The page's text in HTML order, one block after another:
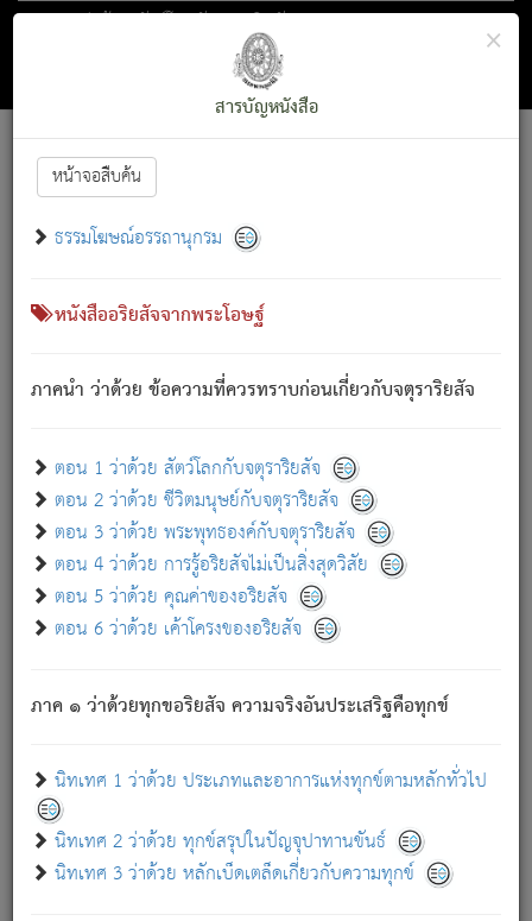
ตอน 1 ว่าด้วย สัตว์โลกกับจตุราริยสัจ
สารบัญ×
สารบัญหนังสือ
หน้าจอสืบค้น
ธรรมโฆษณ์อรรถานุกรม
หนังสืออริยสัจจากพระโอษฐ์
ภาคนำ ว่าด้วย ข้อความที่ควรทราบก่อนเกี่ยวกับจตุราริยสัจ
ตอน 1 ว่าด้วย สัตว์โลกกับจตุราริยสัจ
ตอน 2 ว่าด้วย ชีวิตมนุษย์กับจตุราริยสัจ
ตอน 3 ว่าด้วย พระพุทธองค์กับจตุราริยสัจ
ตอน 4 ว่าด้วย การรู้อริยสัจไม่เป็นสิ่งสุดวิสัย
ตอน 5 ว่าด้วย คุณค่าของอริยสัจ
ตอน 6 ว่าด้วย เค้าโครงของอริยสัจ
ภาค ๑ ว่าด้วยทุกขอริยสัจ ความจริงอันประเสริฐคือทุกข์
นิทเทศ 1 ว่าด้วย ประเภทและอาการแห่งทุกข์ตามหลักทั่วไป
นิทเทศ 2 ว่าด้วย ทุกข์สรุปในปัญจุปาทานขันธ์
นิทเทศ 3 ว่าด้วย หลักเบ็ดเตล็ดเกี่ยวกับความทุกข์
Font :15 ]||
สัตว์โลกนี้ เกิดความเดือดร้อนแล้ว มีผัสสะบังหน้า
เขาสำคัญสิ่งใด โดยความเป็นประการใด แต่สิ่งนั้นย่อมเป็น
(ตามที่เป็นจริง) โดยประการอื่นจากที่เขาสำคัญนั้น
สัตว์โลกติดข้องอยู่ในภพ ถูกภพบังหน้าแล้ว มีภพโดยความ
เป็นอย่างอื่น (จากที่มันเป็นอยู่จริง) จึงได้เพลิดเพลินยิ่งนักในภพ
เขาเพลิดเพลินยิ่งนักในสิ่งใด สิ่งนั้นเป็นภัย (ที่เขาไม่รู้จัก)
เขากลัวต่อสิ่งใดสิ่งนั้นเป็นทุกข์
พรหมจรรย์นี้ อันบุคคลย่อมประพฤติ ก็เพื่อการละขาดซึ่ง
ภพ.
สมณะหรือพราหมณ์เหล่าใด กล่าวความหลุดพ้นจากภพว่า
มีได้เพราะภพ เรากล่าวว่า สมณะหรือพราหมณ์ทั้งปวงนั้น
มิใช่ผู้หลดพ้นจากภพ.
ภพ ว่ามีได้เพราะวิภพ[2]: เรากล่าวว่า สมณะหรือพราหมณ์ทั้ง
ปวงนั้น ก็ยังสลัดภพออกไปไม่ได้.
ก็ทุกข์นี้มีขึ้น เพราะอาศัยซึ่งอุปธิทั้งปวง.
เพราะความสิ้นไปแห่งอุปาทานทั้งปวง ความเกิดขึ้นแห่ง
ทุกข์จึงไม่มี.
ท่านจงดูโลกนี้เถิด (จะเห็นว่า) สัตว์ทั้งหลายอันอวิชาหนา
แน่นบังหนาแล้ว; และว่า สัตว์ผู้ยินดีในภพอันเป็นแล้วนั้น ย่อม